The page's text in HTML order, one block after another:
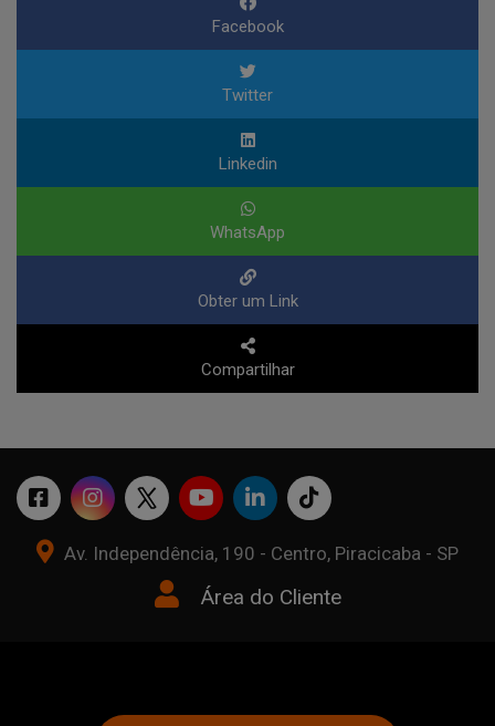
Facebook
Twitter
Linkedin
WhatsApp
Obter um Link
Compartilhar
Av. Independência, 190 - Centro, Piracicaba - SP
Área do Cliente